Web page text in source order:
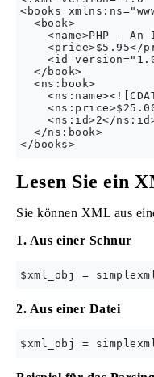
<books
  <book>
<name>PHP - An
<price>$5.95</
<id
  </book>
  <ns:book>
<ns:id>2</
  </ns:book>
Lesen Sie ein
Sie können XML aus
1. Aus einer Schnur
2. Aus einer Datei